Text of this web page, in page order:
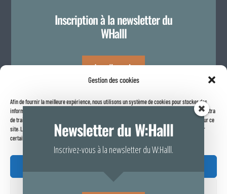
Gestion des cookies
Afin de fournir la meilleure expérience, nous utilisons un système de cookies pour stocker des
informations sur votre navigateur internet. Le fait de consentir à ces technologies nous permettra
de traiter des données telles que le comportement de navigation ou les identifiants uniques sur ce
site. Le fait de ne pas consentir ou de retirer son consentement peut avoir un effet négatif sur
certaines caractéristiques et fonctions.
Inscription à la newsletter du
WHalll
Je m'inscris
Newsletter du W:Halll
Inscrivez-vous à la newsletter du W:Halll.